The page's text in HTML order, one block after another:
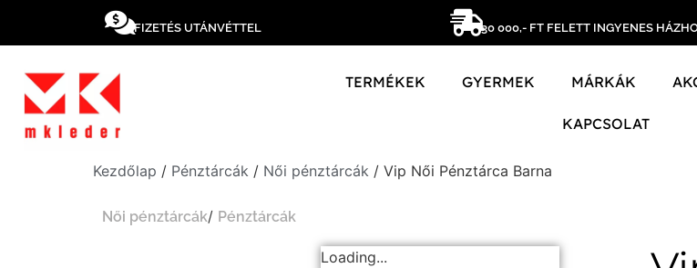
FIZETÉS UTÁNVÉTTEL 30 000,- FT FELETT INGYENES
TERMÉKEK GYERMEK MÁRKÁK
KAPCSOLAT
Kezdőlap / Pénztárcák / Női pénztárcák / Vip Női Pénztárca Barna
Női pénztárcák/ Pénztárcák
Loading...